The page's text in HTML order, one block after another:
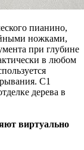
пианино,
ножками,
при глубине
в любом
С1
дерева в
виртуально